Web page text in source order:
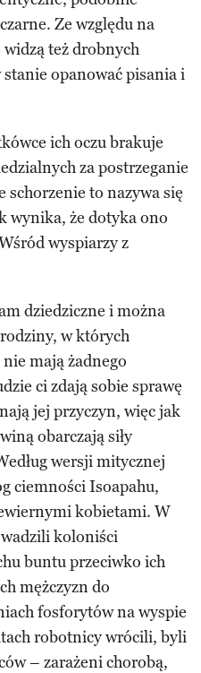
Ze względu na
widzą też drobnych
opanować pisania i
ich oczu brakuje
za postrzeganie
to nazywa się
wynika, że dotyka ono
wyspiarzy z
dziedziczne i można
w których
mają żadnego
ci zdają sobie sprawę
jej przyczyn, więc jak
obarczają siły
wersji mitycznej
ciemności Isoapahu,
kobietami. W
koloniści
buntu przeciwko ich
mężczyzn do
fosforytów na wyspie
robotnicy wrócili, byli
– zarażeni chorobą,